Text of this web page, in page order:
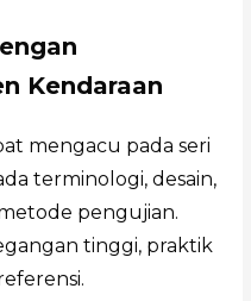
Kendaraan
mengacu pada seri
terminologi, desain,
pengujian.
tinggi, praktik